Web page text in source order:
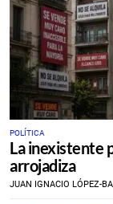
POLÍTICA
La inexistente
arrojadiza
JUAN IGNACIO LÓPEZ-